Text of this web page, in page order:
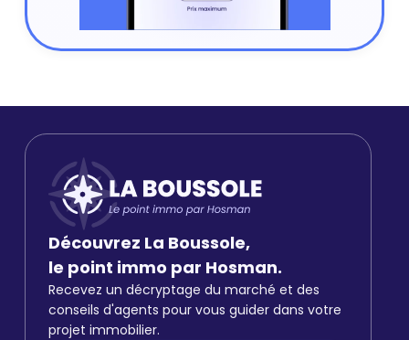
Découvrez La Boussole,
le point immo par Hosman.
Recevez un décryptage du marché et des
conseils d'agents pour vous guider dans votre
projet immobilier.